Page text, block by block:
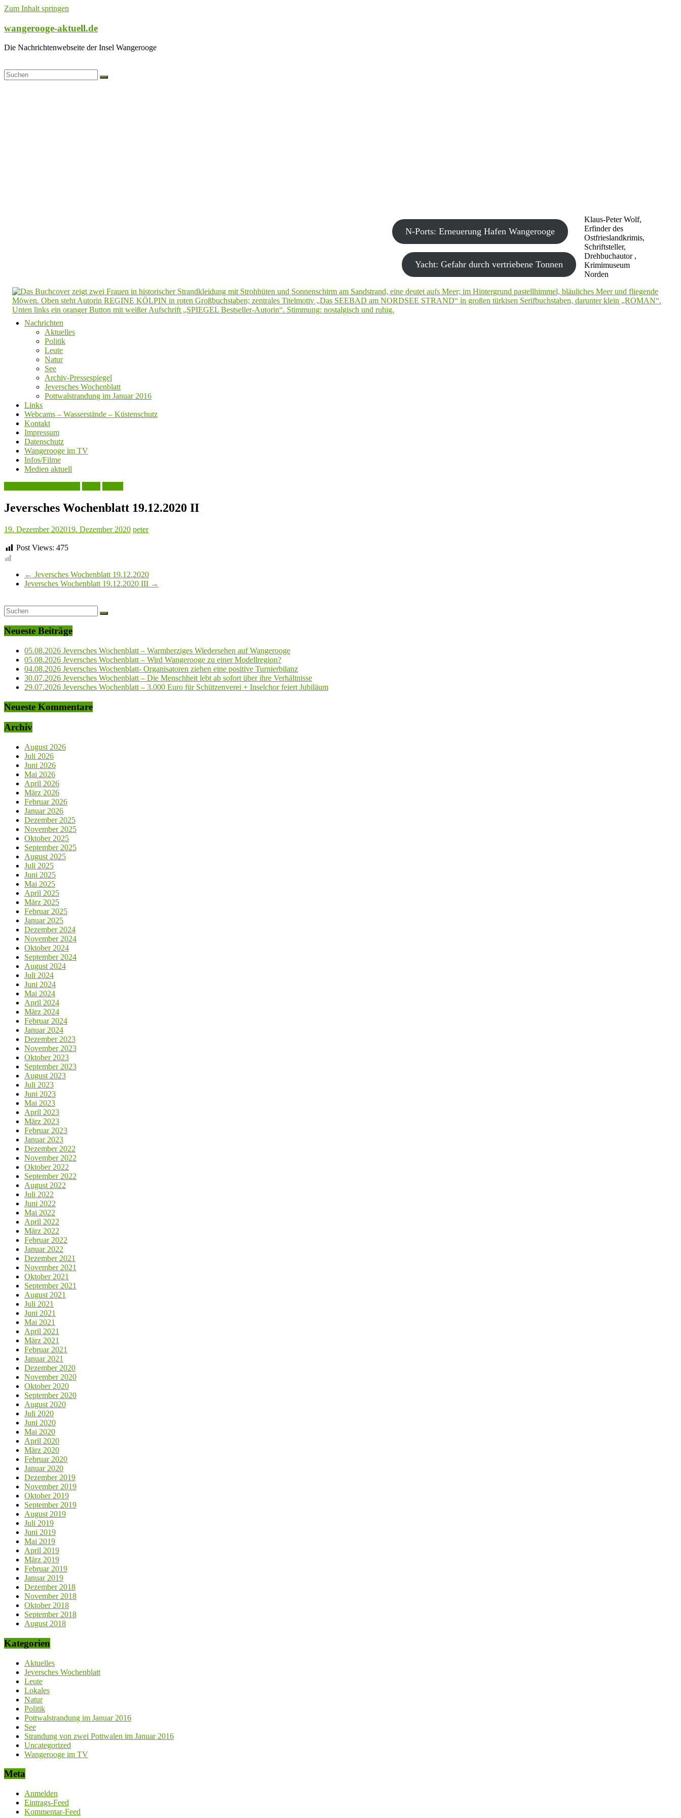
Zum Inhalt springen
wangerooge-aktuell.de
Die Nachrichtenwebseite der Insel Wangerooge
Klaus-Peter Wolf,
Erfinder des
Ostfrieslandkrimis,
Schriftsteller,
Drehbuchautor ,
Krimimuseum
Norden
N-Ports: Erneuerung Hafen Wangerooge
Yacht: Gefahr durch vertriebene Tonnen
Nachrichten
Aktuelles
Politik
Leute
Natur
See
Archiv-Pressespiegel
Jeversches Wochenblatt
Pottwalstrandung im Januar 2016
Links
Webcams – Wasserstände – Küstenschutz
Kontakt
Impressum
Datenschutz
Wangerooge im TV
Infos/Filme
Medien aktuell
Jeversches Wochenblatt 19.12.2020 II
19. Dezember 202019. Dezember 2020 peter
Post Views: 475
← Jeversches Wochenblatt 19.12.2020
Jeversches Wochenblatt 19.12.2020 III →
Neueste Beiträge
05.08.2026 Jeversches Wochenblatt – Warmherziges Wiedersehen auf Wangerooge
05.08.2026 Jeversches Wochenblatt – Wird Wangerooge zu einer Modellregion?
04.08.2026 Jeversches Wochenblatt- Organisatoren ziehen eine positive Turnierbilanz
30.07.2026 Jeversches Wochenblatt – Die Menschheit lebt ab sofort über ihre Verhältnisse
29.07.2026 Jeversches Wochenblatt – 3.000 Euro für Schützenverei + Inselchor feiert Jubiläum
Neueste Kommentare
Archiv
August 2026
Juli 2026
Juni 2026
Mai 2026
April 2026
März 2026
Februar 2026
Januar 2026
Dezember 2025
November 2025
Oktober 2025
September 2025
August 2025
Juli 2025
Juni 2025
Mai 2025
April 2025
März 2025
Februar 2025
Januar 2025
Dezember 2024
November 2024
Oktober 2024
September 2024
August 2024
Juli 2024
Juni 2024
Mai 2024
April 2024
März 2024
Februar 2024
Januar 2024
Dezember 2023
November 2023
Oktober 2023
September 2023
August 2023
Juli 2023
Juni 2023
Mai 2023
April 2023
März 2023
Februar 2023
Januar 2023
Dezember 2022
November 2022
Oktober 2022
September 2022
August 2022
Juli 2022
Juni 2022
Mai 2022
April 2022
März 2022
Februar 2022
Januar 2022
Dezember 2021
November 2021
Oktober 2021
September 2021
August 2021
Juli 2021
Juni 2021
Mai 2021
April 2021
März 2021
Februar 2021
Januar 2021
Dezember 2020
November 2020
Oktober 2020
September 2020
August 2020
Juli 2020
Juni 2020
Mai 2020
April 2020
März 2020
Februar 2020
Januar 2020
Dezember 2019
November 2019
Oktober 2019
September 2019
August 2019
Juli 2019
Juni 2019
Mai 2019
April 2019
März 2019
Februar 2019
Januar 2019
Dezember 2018
November 2018
Oktober 2018
September 2018
August 2018
Kategorien
Aktuelles
Jeversches Wochenblatt
Leute
Lokales
Natur
Politik
Pottwalstrandung im Januar 2016
See
Strandung von zwei Pottwalen im Januar 2016
Uncategorized
Wangerooge im TV
Meta
Anmelden
Eintrags-Feed
Kommentar-Feed